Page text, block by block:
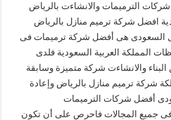
الترميمات والانشاءت بالرياض
افضل شركة ترميم منازل بالرياض
السعودى هى أفضل شركة ترميمات فى
المملكة العربية السعودية فلدى
والانشاءت شركة متميزة وسابقة
شركة ترميم منازل بالرياض وإعادة
أفضل شركات الترميمات
فى جميع المجالات فاحرص على أن تكون